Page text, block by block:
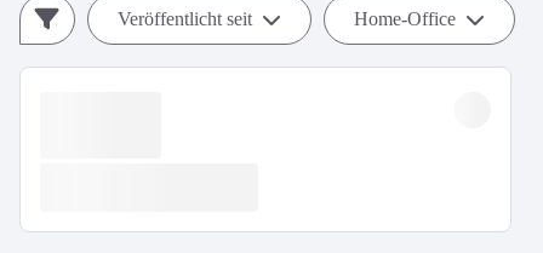
Veröffentlicht seit Home-Office